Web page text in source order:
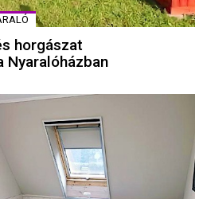
horgászat
Nyaralóházban